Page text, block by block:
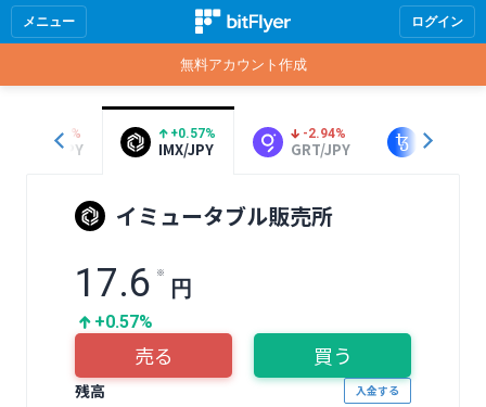
メニュー ログイン
無料アカウント作成
-0.21%
FLR/JPY
+0.57%
IMX/JPY
-2.94%
GRT/JPY XTZ/JPY
イミュータブル販売所
17.6 ※
円
+0.57%
売る 買う
残高 入金する